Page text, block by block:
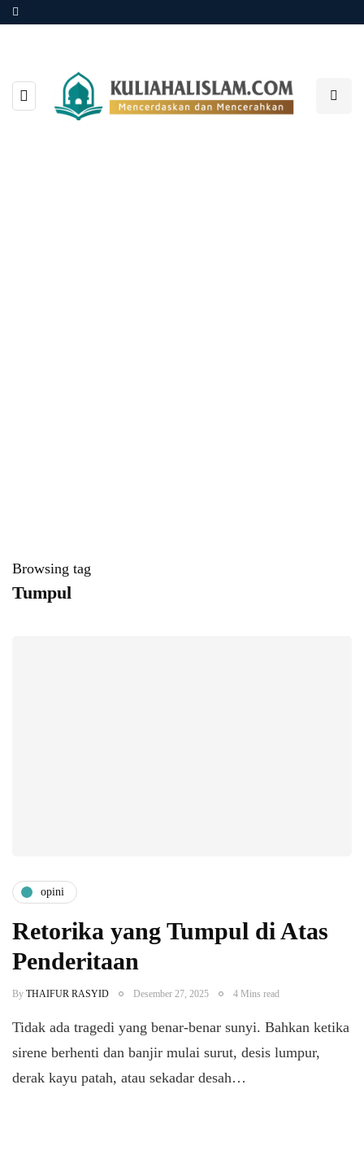
Browsing tag
Tumpul
opini
Retorika yang Tumpul di Atas
Penderitaan
By THAIFUR RASYID Desember 27, 2025 4 Mins read
Tidak ada tragedi yang benar-benar sunyi. Bahkan ketika
sirene berhenti dan banjir mulai surut, desis lumpur,
derak kayu patah, atau sekadar desah…